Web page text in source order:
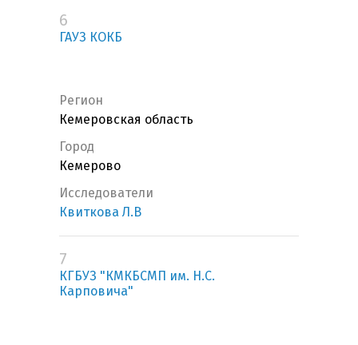
6
ГАУЗ КОКБ
Регион
Кемеровская область
Город
Кемерово
Исследователи
Квиткова Л.В
7
КГБУЗ "КМКБСМП им. Н.С.
Карповича"